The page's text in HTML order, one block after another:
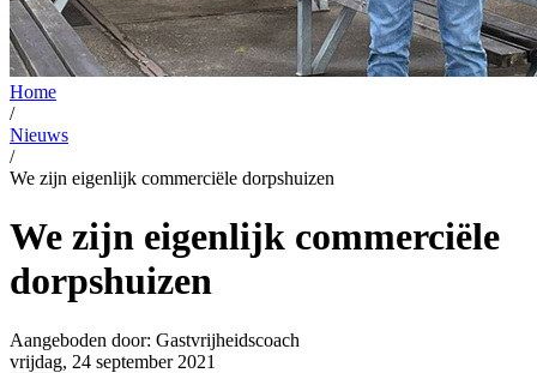
Home
/
Nieuws
/
We zijn eigenlijk commerciële dorpshuizen
We zijn eigenlijk commerciële
dorpshuizen
Aangeboden door: Gastvrijheidscoach
vrijdag, 24 september 2021